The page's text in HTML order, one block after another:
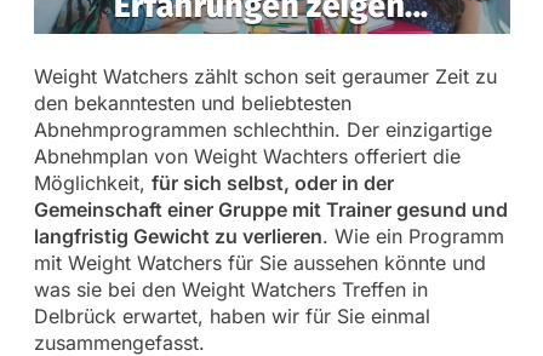
Weight Watchers zählt schon seit geraumer Zeit zu
den bekanntesten und beliebtesten
Abnehmprogrammen schlechthin. Der einzigartige
Abnehmplan von Weight Wachters offeriert die
Möglichkeit, für sich selbst, oder in der
Gemeinschaft einer Gruppe mit Trainer gesund und
langfristig Gewicht zu verlieren. Wie ein Programm
mit Weight Watchers für Sie aussehen könnte und
was sie bei den Weight Watchers Treffen in
Delbrück erwartet, haben wir für Sie einmal
zusammengefasst.